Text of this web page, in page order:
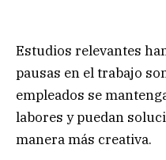
Estudios relevantes
pausas en el trabajo
empleados se
labores y puedan
manera más creativa.